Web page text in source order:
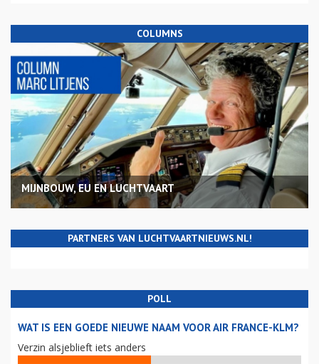
COLUMNS
MIJNBOUW, EU EN LUCHTVAART
PARTNERS VAN LUCHTVAARTNIEUWS.NL!
POLL
WAT IS EEN GOEDE NIEUWE NAAM VOOR AIR FRANCE-KLM?
Verzin alsjeblieft iets anders